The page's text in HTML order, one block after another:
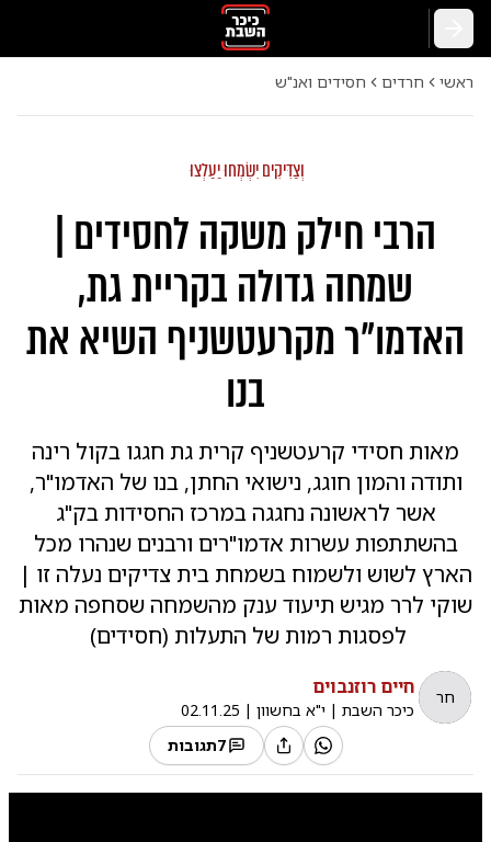
ראשי חרדים חסידים ואנ"ש
וְצַדִּיקִים יִשְׂמְחוּ יַעַלְצוּ
הרבי חילק משקה לחסידים |
שמחה גדולה בקריית גת,
האדמו"ר מקרעטשניף השיא את
בנו
מאות חסידי קרעטשניף קרית גת חגגו בקול רינה
ותודה והמון חוגג, נישואי החתן, בנו של האדמו"ר,
אשר לראשונה נחגגה במרכז החסידות בק"ג
בהשתתפות עשרות אדמו"רים ורבנים שנהרו מכל
הארץ לשוש ולשמוח בשמחת בית צדיקים נעלה זו |
שוקי לרר מגיש תיעוד ענק מהשמחה שסחפה מאות
לפסגות רמות של התעלות (חסידים)
חר חיים רוזנבוים
כיכר השבת | י"א בחשוון |
02.11.25
7תגובות